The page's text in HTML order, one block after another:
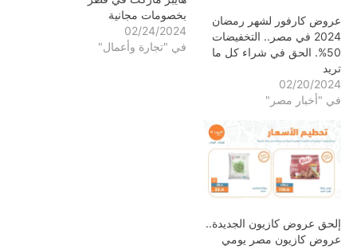
عروض كارفور لشهر رمضان
2024 في مصر.. التخفيضات
50%. الحق في شراء كل ما
تريد
02/20/2024
في "أخبار مصر"
بخصومات مجانية
02/24/2024
في "تجارة وأعمال"
إلحق عروض كازيون الجديدة..
عروض كازيون مصر يومي